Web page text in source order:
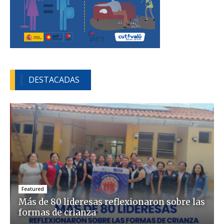
DESTACADAS
Featured
Más de 80 lideresas reflexionaron sobre las
formas de crianza